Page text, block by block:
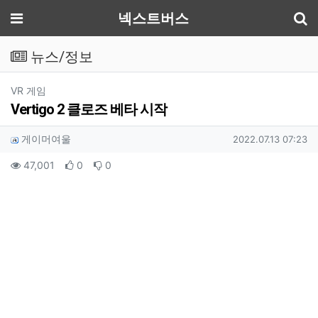
메뉴 넥스트버스
뉴스/정보
VR 게임
Vertigo 2 클로즈 베타 시작
작성자 정보
게이머여울 작성일
2022.07.13 07:23
컨텐츠 정보
47,001 조회 0 추천 0